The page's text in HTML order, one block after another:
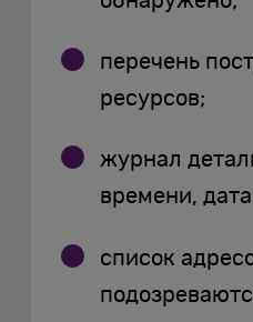
перечень
ресурсов;
журнал
времени,
список